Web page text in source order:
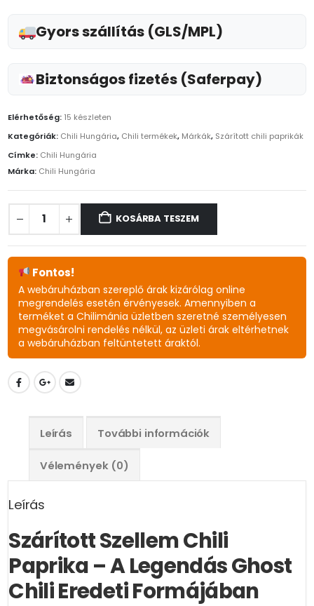
Gyors szállítás (GLS/MPL)
Biztonságos fizetés (Saferpay)
Elérhetőség: 15 készleten
Kategóriák: Chili Hungária, Chili termékek, Márkák, Szárított chili paprikák
Címke: Chili Hungária
Márka: Chili Hungária
KOSÁRBA TESZEM
Fontos!
A webáruházban szereplő árak kizárólag online
megrendelés esetén érvényesek. Amennyiben a
terméket a Chilimánia üzletben szeretné személyesen
megvásárolni rendelés nélkül, az üzleti árak eltérhetnek
a webáruházban feltüntetett áraktól.
Leírás További információk
Vélemények (0)
Leírás
Szárított Szellem Chili
Paprika – A Legendás Ghost
Chili Eredeti Formájában